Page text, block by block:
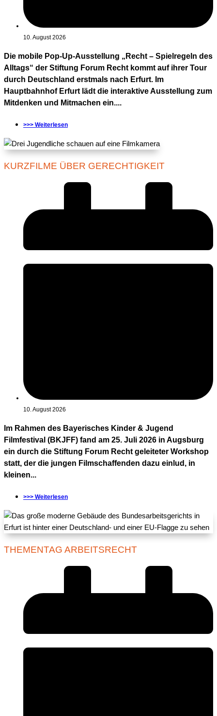
10. August 2026
Die mobile Pop-Up-Ausstellung „Recht – Spielregeln des
Alltags“ der Stiftung Forum Recht kommt auf ihrer Tour
durch Deutschland erstmals nach Erfurt. Im
Hauptbahnhof Erfurt lädt die interaktive Ausstellung zum
Mitdenken und Mitmachen ein....
>>> Weiterlesen
KURZFILME ÜBER GERECHTIGKEIT
10. August 2026
Im Rahmen des Bayerisches Kinder & Jugend
Filmfestival (BKJFF) fand am 25. Juli 2026 in Augsburg
ein durch die Stiftung Forum Recht geleiteter Workshop
statt, der die jungen Filmschaffenden dazu einlud, in
kleinen...
>>> Weiterlesen
THEMENTAG ARBEITSRECHT